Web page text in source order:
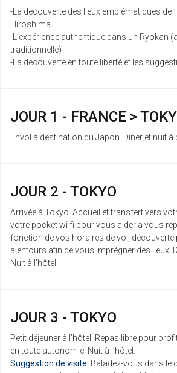
-La découverte des lieux emblématiques de
Hiroshima
-L’expérience authentique dans un Ryokan
traditionnelle)
-La découverte en toute liberté et les
JOUR 1 - FRANCE >
Envol à destination du Japon. Dîner et nuit à
JOUR 2 - TOKYO
Arrivée à Tokyo. Accueil et transfert vers
votre pocket wi-fi pour vous aider à vous
fonction de vos horaires de vol, découverte
alentours afin de vous imprégner des lieux.
Nuit à l’hôtel.
JOUR 3 - TOKYO
Petit déjeuner à l’hôtel. Repas libre pour
en toute autonomie. Nuit à l’hôtel.
Suggestion de visite: Baladez-vous dans le